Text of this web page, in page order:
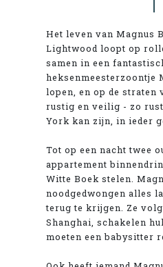
Het leven van Magnus
Lightwood loopt op
samen in een
heksenmeesterzoontje
lopen, en op de straten
rustig en veilig - zo
York kan zijn, in ieder
Tot op een nacht twee
appartement
Witte Boek stelen.
noodgedwongen alles
terug te krijgen. Ze
Shanghai, schakelen
moeten een babysitter